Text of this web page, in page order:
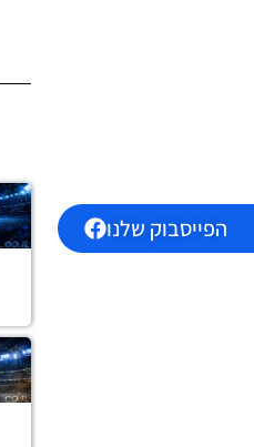
הפייסבוק שלנו